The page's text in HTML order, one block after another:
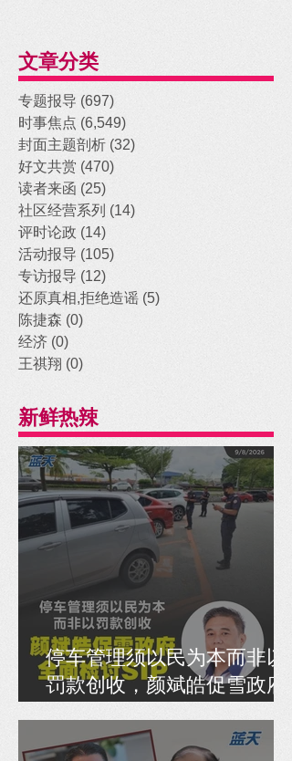
文章分类
专题报导 (697)
时事焦点 (6,549)
封面主题剖析 (32)
好文共赏 (470)
读者来函 (25)
社区经营系列 (14)
评时论政 (14)
活动报导 (105)
专访报导 (12)
还原真相,拒绝造谣 (5)
陈捷森 (0)
经济 (0)
王祺翔 (0)
新鲜热辣
停车管理须以民为本而非以
罚款创收，颜斌皓促雪政府